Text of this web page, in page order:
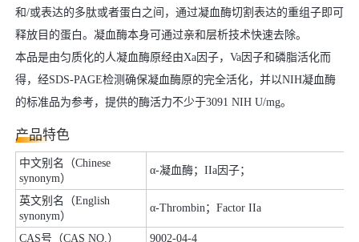
和/或表达的多肽或者蛋白之间，通过凝血酶切割表达的重组子即可
释放目的蛋白。凝血酶本身可通过亲和层析技术快速去除。
本品是由匀质化的人凝血酶原经由Xa因子，Va因子和磷脂活化而
得，经SDS-PAGE检测确保凝血酶原的完全活化，并以NIH凝血酶
的标准品为参考，提供的酶活力不少于3091 NIH U/mg。
产品特色
中文别名（Chinese
synonym）
α-凝血酶；IIa因子；
英文别名（English
synonym）
α-Thrombin；Factor IIa
CAS号（CAS NO.）
9002-04-4